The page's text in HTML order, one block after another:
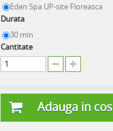
Eden Spa UP-site Floreasca
Durata
30 min
Cantitate
Adauga in cos